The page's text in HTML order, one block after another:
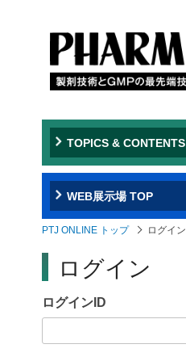
to
navigation
TOPICS & CONTENTS
WEB展示場 TOP
PTJ ONLINE トップ ログイン
ログイン
ログインID